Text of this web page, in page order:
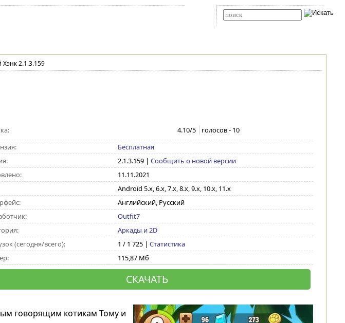
2.1.3.159
4.10/5 голосов - 10
Бесплатная
2.1.3.159| Сообщить о новой версии
11.11.2021
Android 5.x, 6.x, 7.x, 8.x, 9.x, 10.x, 11.x
Английский, Русский
Outfit7
Аркады и 2D
(сегодня/всего):
1 / 1 725 | Статистика
115,87 Мб
СКАЧАТЬ
говорящим котикам Тому и